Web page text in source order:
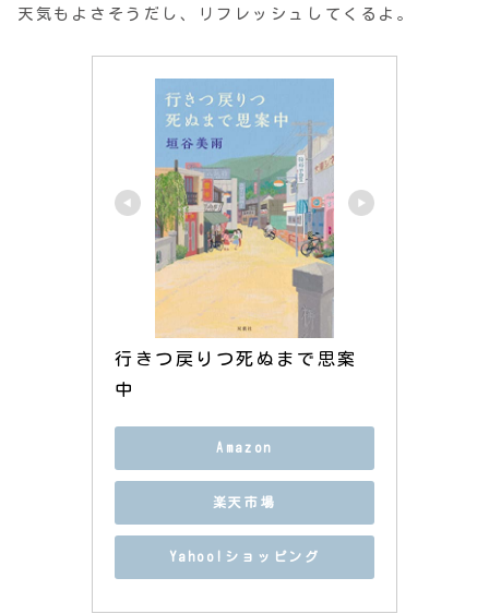
天気もよさそうだし、リフレッシュしてくるよ。
行きつ戻りつ死ぬまで思案
中
Amazon
楽天市場
Yahoo!ショッピング